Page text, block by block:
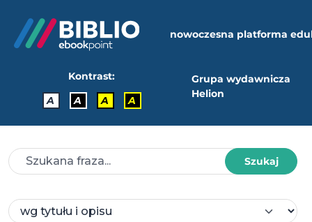
nowoczesna platforma
Kontrast:
A
A A A
Grupa wydawnicza
Helion
Szukaj